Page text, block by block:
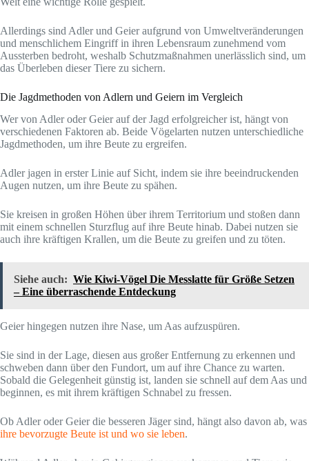
Allerdings sind Adler und Geier aufgrund von Umweltveränderungen
und menschlichem Eingriff in ihren Lebensraum zunehmend vom
Aussterben bedroht, weshalb Schutzmaßnahmen unerlässlich sind, um
das Überleben dieser Tiere zu sichern.
Die Jagdmethoden von Adlern und Geiern im Vergleich
Wer von Adler oder Geier auf der Jagd erfolgreicher ist, hängt von
verschiedenen Faktoren ab. Beide Vögelarten nutzen unterschiedliche
Jagdmethoden, um ihre Beute zu ergreifen.
Adler jagen in erster Linie auf Sicht, indem sie ihre beeindruckenden
Augen nutzen, um ihre Beute zu spähen.
Sie kreisen in großen Höhen über ihrem Territorium und stoßen dann
mit einem schnellen Sturzflug auf ihre Beute hinab. Dabei nutzen sie
auch ihre kräftigen Krallen, um die Beute zu greifen und zu töten.
Siehe auch: Wie Kiwi-Vögel Die Messlatte für Größe Setzen
– Eine überraschende Entdeckung
Geier hingegen nutzen ihre Nase, um Aas aufzuspüren.
Sie sind in der Lage, diesen aus großer Entfernung zu erkennen und
schweben dann über den Fundort, um auf ihre Chance zu warten.
Sobald die Gelegenheit günstig ist, landen sie schnell auf dem Aas und
beginnen, es mit ihrem kräftigen Schnabel zu fressen.
Ob Adler oder Geier die besseren Jäger sind, hängt also davon ab, was
ihre bevorzugte Beute ist und wo sie leben.